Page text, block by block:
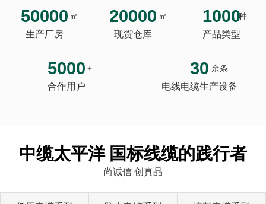
50000 ㎡
生产厂房
20000 ㎡
现货仓库
1000种
产品类型
5000 +
合作用户
30 余条
电线电缆生产设备
中缆太平洋 国标线缆的践行者
尚诚信 创真品